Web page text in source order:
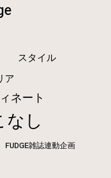
スタイル
ア
ネート
なし
FUDGE雑誌連動企画